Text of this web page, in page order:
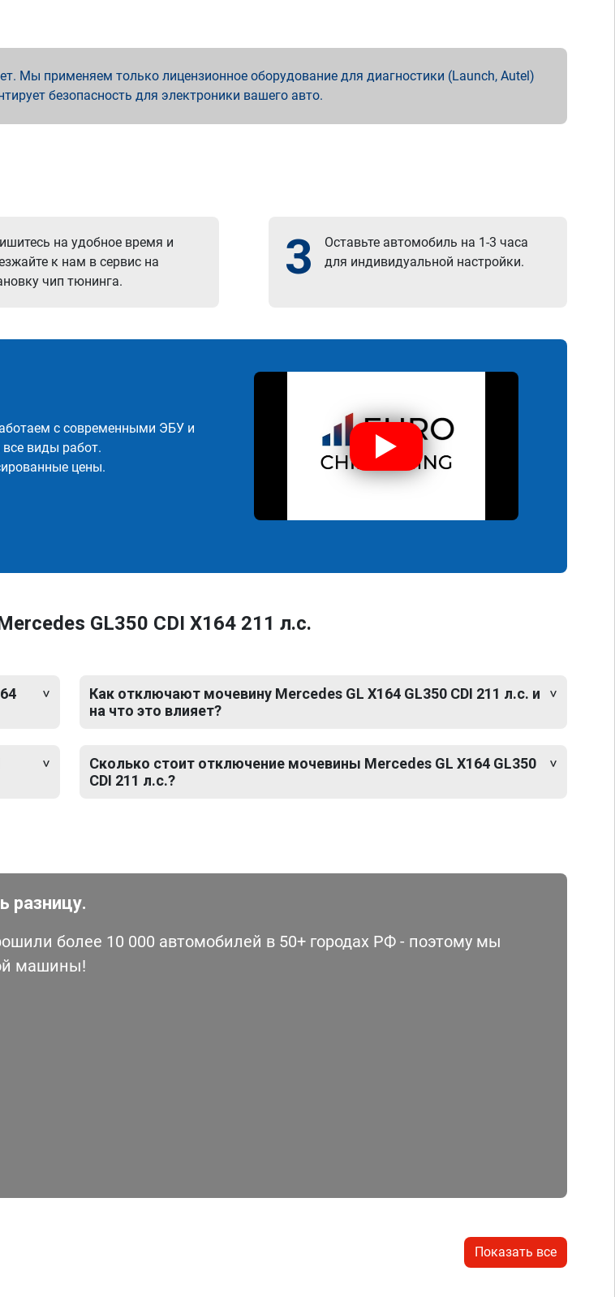
Мы применяем только лицензионное оборудование для диагностики (Launch, Autel)
безопасность для электроники вашего авто.
на удобное время и
к нам в сервис на
чип тюнинга.
3
Оставьте автомобиль на 1-3 часа
для индивидуальной настройки.
с современными ЭБУ и
виды работ.
цены.
GL350 CDI X164 211 л.с.
Как отключают мочевину Mercedes GL X164 GL350 CDI 211 л.с. и
на что это влияет?
Сколько стоит отключение мочевины Mercedes GL X164 GL350
CDI 211 л.с.?
разницу.
более 10 000 автомобилей в 50+ городах РФ - поэтому мы
машины!
Показать все